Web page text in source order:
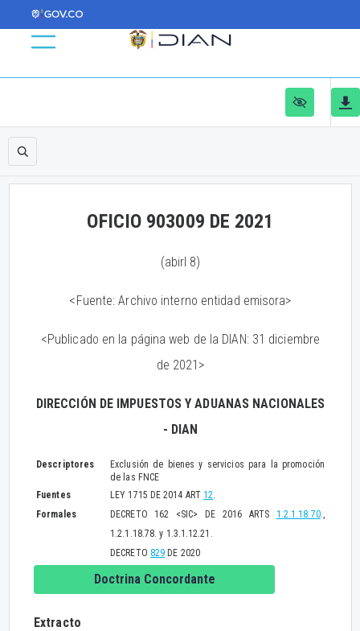
OFICIO 903009 DE 2021
(abirl 8)
<Fuente: Archivo interno entidad emisora>
<Publicado en la página web de la DIAN: 31 diciembre
de 2021>
DIRECCIÓN DE IMPUESTOS Y ADUANAS NACIONALES
- DIAN
Descriptores
Exclusión de bienes y servicios para la promoción
de las FNCE
Fuentes
Formales
LEY 1715 DE 2014 ART 12.
DECRETO 162 <SIC> DE 2016 ARTS 1.2.1.18.70.,
1.2.1.18.78. y 1.3.1.12.21.
DECRETO 829 DE 2020
Doctrina Concordante
Extracto